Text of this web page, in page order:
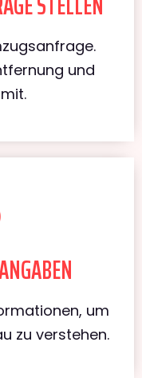
und
um
zu verstehen.